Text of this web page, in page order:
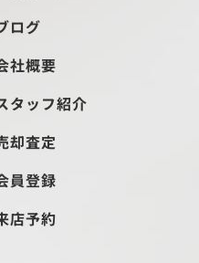
ログ
社概要
タッフ紹介
却査定
員登録
店予約